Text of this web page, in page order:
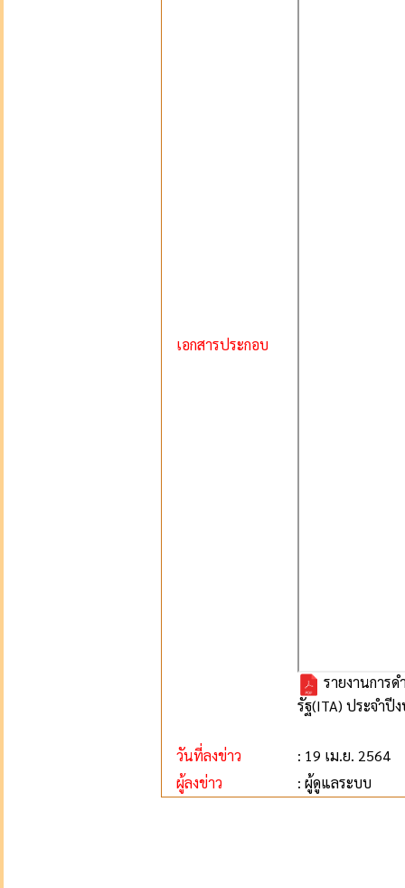
เอกสารประกอบ
รายงานการ
รัฐ(ITA) ประจำปี
วันที่ลงข่าว
: 19 เม.ย. 2564
ผู้ลงข่าว
: ผู้ดูแลระบบ